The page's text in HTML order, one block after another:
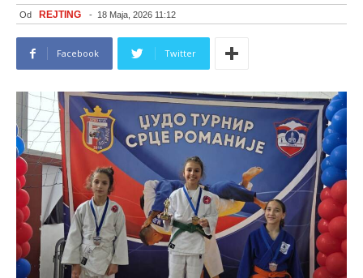
Od REJTING - 18 Maja, 2026 11:12
Facebook Twitter